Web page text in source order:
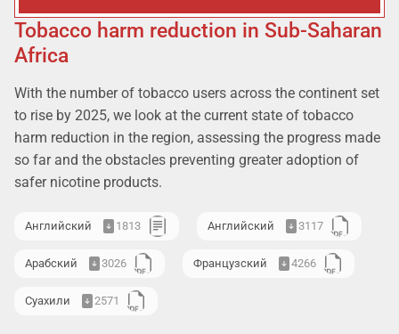
Tobacco harm reduction in Sub-Saharan
Africa
With the number of tobacco users across the continent set
to rise by 2025, we look at the current state of tobacco
harm reduction in the region, assessing the progress made
so far and the obstacles preventing greater adoption of
safer nicotine products.
Английский 1813 Английский 3117
Арабский 3026 Французский 4266
Суахили 2571